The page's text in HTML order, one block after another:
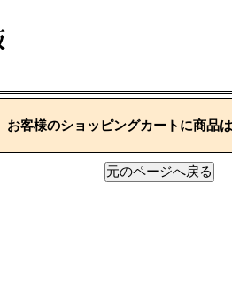
お客様のショッピングカートに商品は